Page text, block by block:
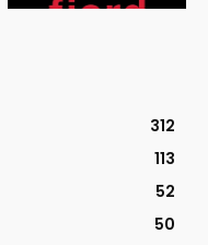
312
113
52
50